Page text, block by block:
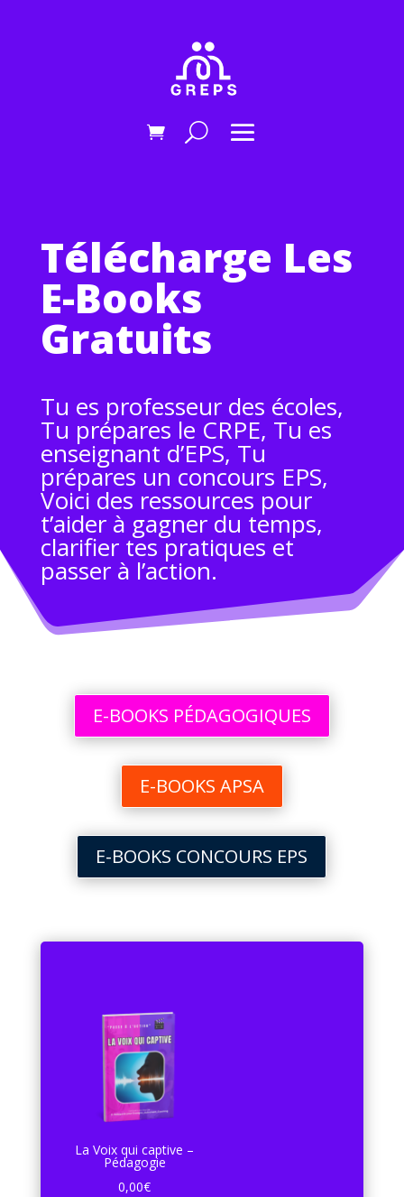
Télécharge Les
E-Books
Gratuits
Tu es professeur des écoles,
Tu prépares le CRPE, Tu es
enseignant d’EPS, Tu
prépares un concours EPS,
Voici des ressources pour
t’aider à gagner du temps,
clarifier tes pratiques et
passer à l’action.
E-BOOKS PÉDAGOGIQUES
E-BOOKS APSA
E-BOOKS CONCOURS EPS
La Voix qui captive –
Pédagogie
0,00€